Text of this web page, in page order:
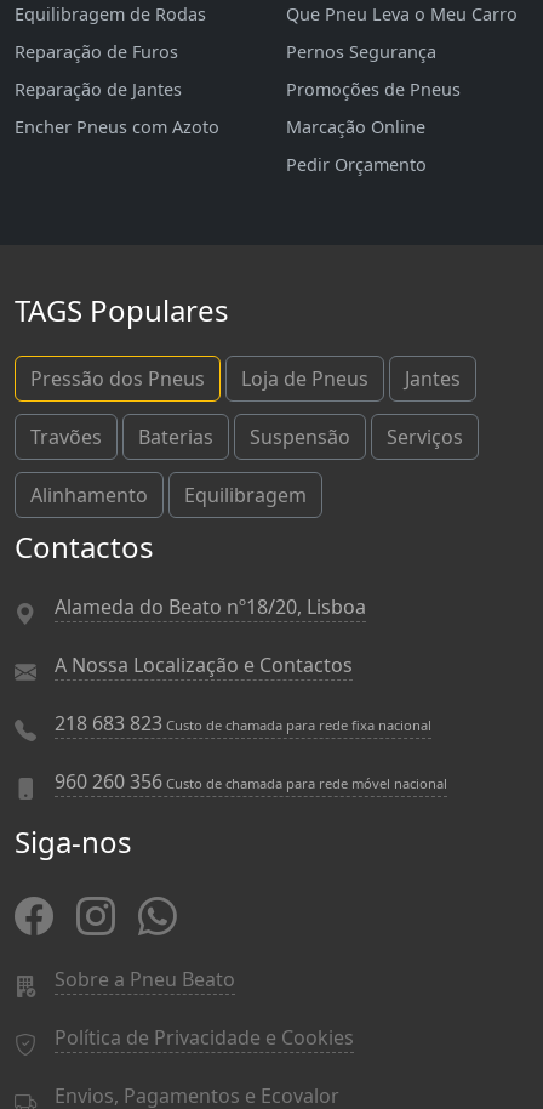
Equilibragem de Rodas
Reparação de Furos
Reparação de Jantes
Encher Pneus com Azoto
Que Pneu Leva o Meu Carro
Pernos Segurança
Promoções de Pneus
Marcação Online
Pedir Orçamento
TAGS Populares
Pressão dos Pneus Loja de Pneus Jantes
Travões Baterias Suspensão Serviços
Alinhamento Equilibragem
Contactos
Alameda do Beato nº18/20, Lisboa
A Nossa Localização e Contactos
218 683 823 Custo de chamada para rede fixa nacional
960 260 356 Custo de chamada para rede móvel nacional
Siga-nos
Sobre a Pneu Beato
Política de Privacidade e Cookies
Envios, Pagamentos e Ecovalor